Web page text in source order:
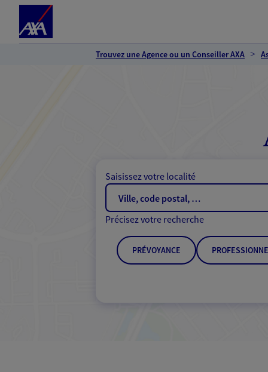
Trouvez une Agence ou un Conseiller AXA
Saisissez votre localité
Précisez votre recherche
PRÉVOYANCE